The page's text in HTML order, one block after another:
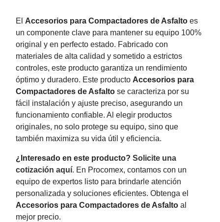
El Accesorios para Compactadores de Asfalto es
un componente clave para mantener su equipo 100%
original y en perfecto estado. Fabricado con
materiales de alta calidad y sometido a estrictos
controles, este producto garantiza un rendimiento
óptimo y duradero. Este producto Accesorios para
Compactadores de Asfalto se caracteriza por su
fácil instalación y ajuste preciso, asegurando un
funcionamiento confiable. Al elegir productos
originales, no solo protege su equipo, sino que
también maximiza su vida útil y eficiencia.
¿Interesado en este producto? Solicite una
cotización aquí. En Procomex, contamos con un
equipo de expertos listo para brindarle atención
personalizada y soluciones eficientes. Obtenga el
Accesorios para Compactadores de Asfalto al
mejor precio.